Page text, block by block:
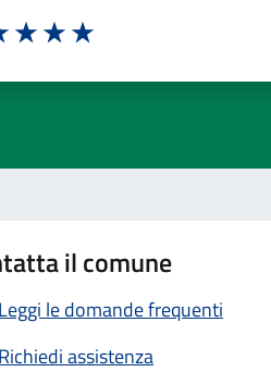
il comune
le domande frequenti
assistenza